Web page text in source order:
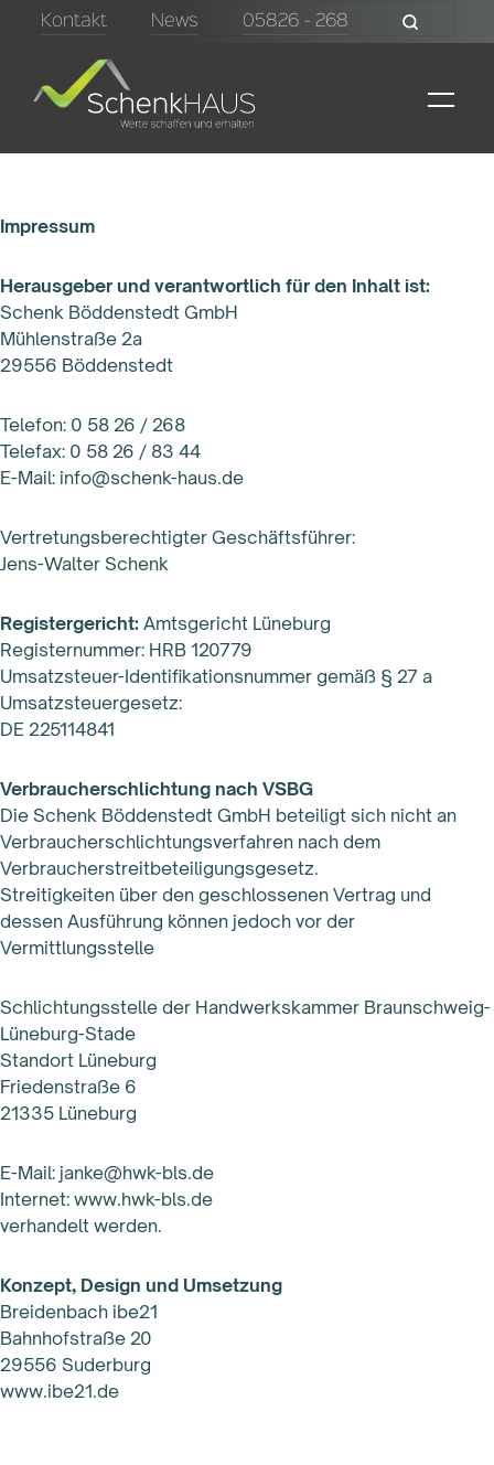
Kontakt News 05826 - 268
Impressum
Herausgeber und verantwortlich für den Inhalt ist:
Schenk Böddenstedt GmbH
Mühlenstraße 2a
29556 Böddenstedt
Telefon: 0 58 26 / 268
Telefax: 0 58 26 / 83 44
E-Mail: info@schenk-haus.de
Vertretungsberechtigter Geschäftsführer:
Jens-Walter Schenk
Registergericht: Amtsgericht Lüneburg
Registernummer: HRB 120779
Umsatzsteuer-Identifikationsnummer gemäß § 27 a
Umsatzsteuergesetz:
DE 225114841
Verbraucherschlichtung nach VSBG
Die Schenk Böddenstedt GmbH beteiligt sich nicht an
Verbraucherschlichtungsverfahren nach dem
Verbraucherstreitbeteiligungsgesetz.
Streitigkeiten über den geschlossenen Vertrag und
dessen Ausführung können jedoch vor der
Vermittlungsstelle
Schlichtungsstelle der Handwerkskammer Braunschweig-
Lüneburg-Stade
Standort Lüneburg
Friedenstraße 6
21335 Lüneburg
E-Mail: janke@hwk-bls.de
Internet: www.hwk-bls.de
verhandelt werden.
Konzept, Design und Umsetzung
Breidenbach ibe21
Bahnhofstraße 20
29556 Suderburg
www.ibe21.de